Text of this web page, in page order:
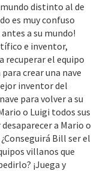
distinto al de
es muy confuso
a su mundo!
e inventor,
recuperar el equipo
crear una nave
inventor del
para volver a su
o Luigi todos sus
a Mario o
Bill ser el
villanos que
¡Juega y